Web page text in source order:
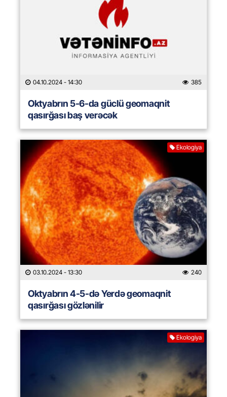
04.10.2024 - 14:30 385
Oktyabrın 5-6-da güclü geomaqnit
qasırğası baş verəcək
Ekologiya
03.10.2024 - 13:30 240
Oktyabrın 4-5-də Yerdə geomaqnit
qasırğası gözlənilir
Ekologiya